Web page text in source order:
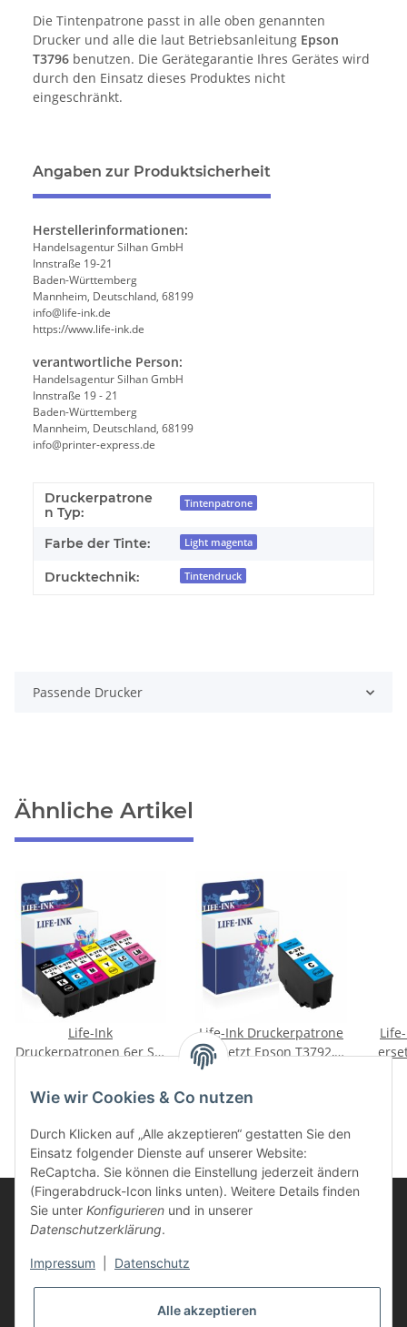
Die Tintenpatrone passt in alle oben genannten
Drucker und alle die laut Betriebsanleitung Epson
T3796 benutzen. Die Gerätegarantie Ihres Gerätes wird
durch den Einsatz dieses Produktes nicht
eingeschränkt.
Angaben zur Produktsicherheit
Herstellerinformationen:
Handelsagentur Silhan GmbH
Innstraße 19-21
Baden-Württemberg
Mannheim, Deutschland, 68199
info@life-ink.de
https://www.life-ink.de
verantwortliche Person:
Handelsagentur Silhan GmbH
Innstraße 19 - 21
Baden-Württemberg
Mannheim, Deutschland, 68199
info@printer-express.de
Druckerpatrone
n Typ:
Tintenpatrone
Farbe der Tinte: Light magenta
Drucktechnik: Tintendruck
Passende Drucker
Ähnliche Artikel
Life-Ink
Druckerpatronen 6er Set
Life-Ink Druckerpatrone
ersetzt Epson T3792,
Kunden Service
Wie wir Cookies & Co nutzen
Durch Klicken auf „Alle akzeptieren“ gestatten Sie den
Einsatz folgender Dienste auf unserer Website:
ReCaptcha. Sie können die Einstellung jederzeit ändern
(Fingerabdruck-Icon links unten). Weitere Details finden
Sie unter Konfigurieren und in unserer
Datenschutzerklärung.
Impressum Datenschutz
Alle akzeptieren